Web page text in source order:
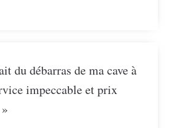
du débarras de ma cave à
impeccable et prix